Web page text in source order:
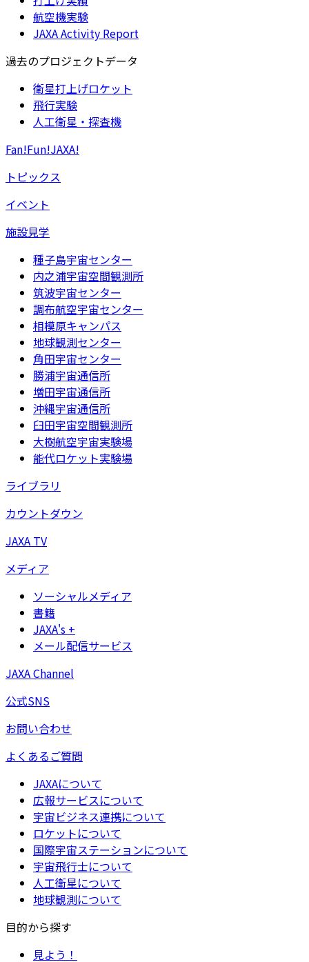
航空機実験
JAXA Activity Report
過去のプロジェクトデータ
衛星打上げロケット
飛行実験
人工衛星・探査機
Fan!Fun!JAXA!
トピックス
イベント
施設見学
種子島宇宙センター
内之浦宇宙空間観測所
筑波宇宙センター
調布航空宇宙センター
相模原キャンパス
地球観測センター
角田宇宙センター
勝浦宇宙通信所
増田宇宙通信所
沖縄宇宙通信所
臼田宇宙空間観測所
大樹航空宇宙実験場
能代ロケット実験場
ライブラリ
カウントダウン
JAXA TV
メディア
ソーシャルメディア
書籍
JAXA's +
メール配信サービス
JAXA Channel
公式SNS
お問い合わせ
よくあるご質問
JAXAについて
広報サービスについて
宇宙ビジネス連携について
ロケットについて
国際宇宙ステーションについて
宇宙飛行士について
人工衛星について
地球観測について
目的から探す
見よう！